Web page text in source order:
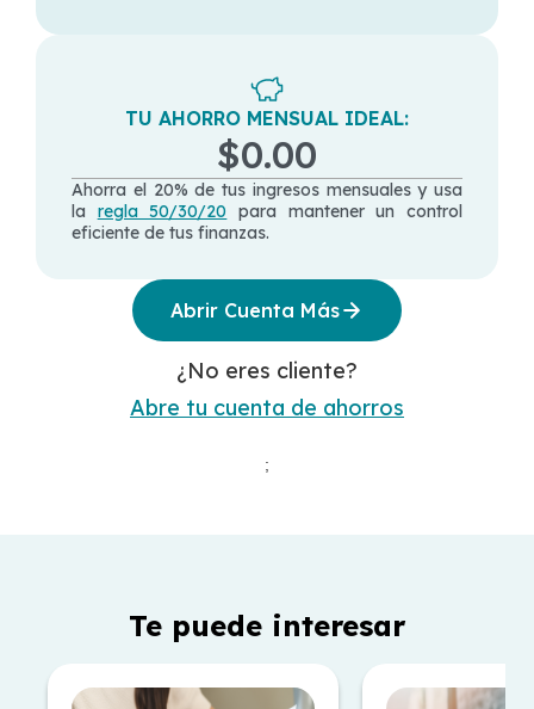
TU AHORRO MENSUAL IDEAL:
$0.00
Ahorra el 20% de tus ingresos mensuales y usa
la regla 50/30/20 para mantener un control
eficiente de tus finanzas.
Abrir Cuenta Más
¿No eres cliente?
Abre tu cuenta de ahorros
;
Te puede interesar